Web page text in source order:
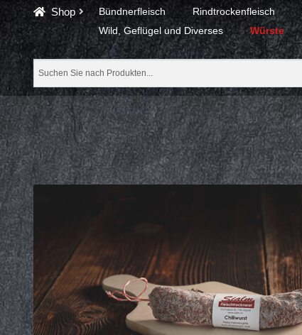
Shop Bündnerfleisch Rindtrockenfleisch
Wild, Geflügel und Diverses
Würste